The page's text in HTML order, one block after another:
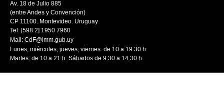
Av. 18 de Julio 885
(entre Andes y Convención)
CP 11100. Montevideo. Uruguay
Tel: [598 2] 1950 7960
Mail: CdF@imm.gub.uy
Lunes, miércoles, jueves, viernes: de 10 a 19.30 h.
Martes: de 10 a 21 h. Sábados de 9.30 a 14.30 h.